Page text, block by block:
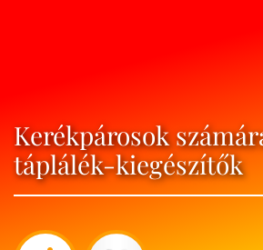
Kerékpárosok
táplálék-kiegészítők